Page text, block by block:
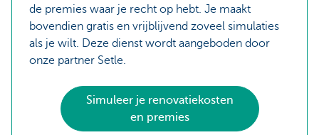
de premies waar je recht op hebt. Je maakt
bovendien gratis en vrijblijvend zoveel simulaties
als je wilt. Deze dienst wordt aangeboden door
onze partner Setle.
Simuleer je renovatiekosten
en premies